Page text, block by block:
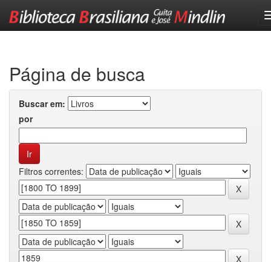
Página de busca
Buscar em:
por
Filtros correntes: